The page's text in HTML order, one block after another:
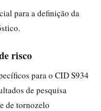
para a definição da
risco
para o CID S934
de pesquisa
de tornozelo